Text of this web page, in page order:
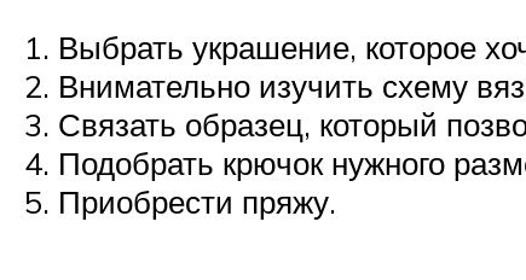
Выбрать украшение, которое
Внимательно изучить схему
Связать образец, который
Подобрать крючок нужного
Приобрести пряжу.